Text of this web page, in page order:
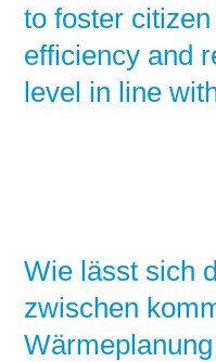
to foster
efficiency and
level in line
Wie lässt sich
zwischen